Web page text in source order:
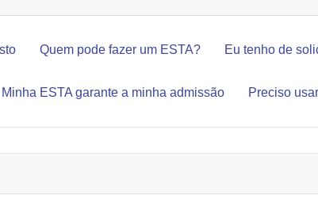
Quem pode fazer um ESTA? Eu tenho de
Minha ESTA garante a minha admissão Preciso